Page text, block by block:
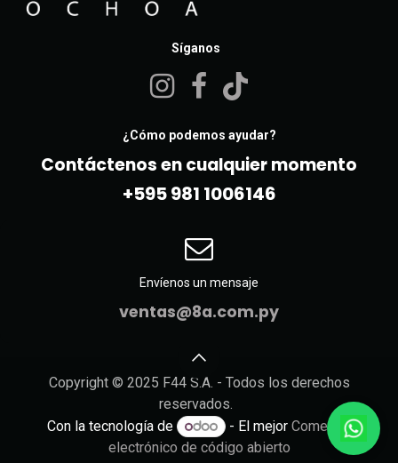
Síganos
¿Cómo podemos ayudar?
Contáctenos en cualquier momento
+595 981 10061​46
Envíenos un mensaje
ventas@8a.com.py
Copyright © 2025 F44 S.A. - Todos los derechos
reservados.
Con la tecnología de
- El mejor Comercio
electrónico de código abierto